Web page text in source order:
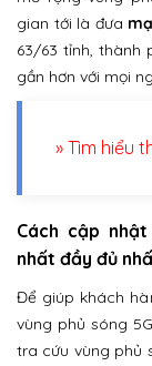
gian tới là đưa
63/63 tỉnh, thành
gần hơn với mọi
» Tìm hiểu
Cách cập
nhất đầy đủ
Để giúp khách
vùng phủ sóng
tra cứu vùng phủ